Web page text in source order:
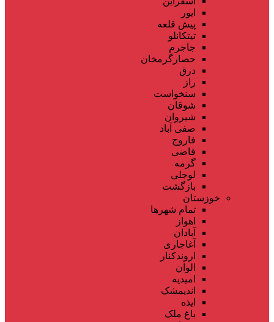
ایور
پیش قلعه
تیتکانلو
جاجرم
حصارگرمخان
درق
راز
سنخواست
شوقان
شیروان
صفی آباد
فاروج
قاضی
گرمه
لوجلی
بازگشت
خوزستان
تمام شهر‌ها
اهواز
آبادان
آغاجاری
اروندکنار
الوان
امیدیه
اندیمشک
ایذه
باغ ملک